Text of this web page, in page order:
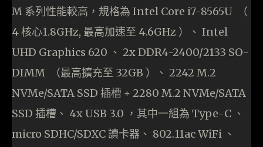
M 系列性能較高，規格為 Intel Core i7-8565U （
4 核心1.8GHz, 最高加速至 4.6GHz ）、 Intel
UHD Graphics 620 、 2x DDR4-2400/2133 SO-
DIMM （最高擴充至 32GB ）、 2242 M.2
NVMe/SATA SSD 插槽 + 2280 M.2 NVMe/SATA
SSD 插槽、 4x USB 3.0 ，其中一組為 Type-C 、
micro SDHC/SDXC 讀卡器、 802.11ac WiFi 、